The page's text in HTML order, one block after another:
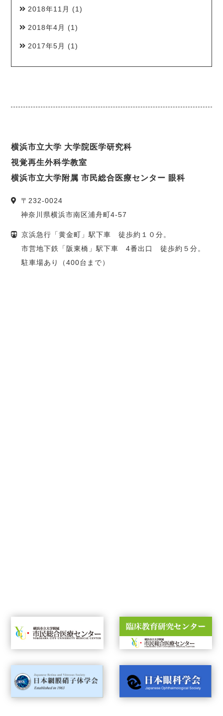
2018年11月 (1)
2018年4月 (1)
2017年5月 (1)
横浜市立大学 大学院医学研究科
視覚再生外科学教室
横浜市立大学附属 市民総合医療センター 眼科
〒 232-0024
神奈川県横浜市南区浦舟町4-57
京浜急行「黄金町」駅下車 徒歩約１０分。
市営地下鉄「阪東橋」駅下車 4番出口 徒歩約５分。
駐車場あり（400台まで）